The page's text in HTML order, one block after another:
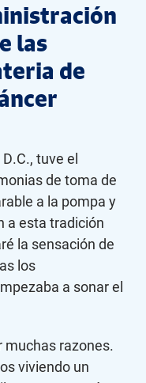
las
de
tuve el
de toma de
a la pompa y
a esta tradición
la sensación de
los
a sonar el
muchas razones.
viviendo un